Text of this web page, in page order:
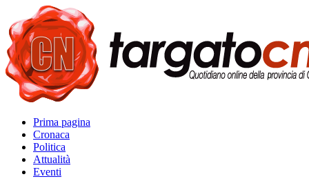
Prima pagina
Cronaca
Politica
Attualità
Eventi